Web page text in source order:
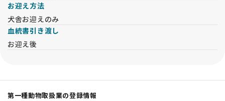
お迎え方法
犬舎お迎えのみ
血統書引き渡し
お迎え後
第一種動物取扱業の登録情報